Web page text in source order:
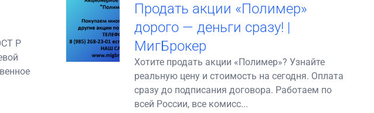
Р
Продать акции «Полимер»
дорого — деньги сразу! |
МигБрокер
Хотите продать акции «Полимер»? Узнайте
реальную цену и стоимость на сегодня. Оплата
сразу до подписания договора. Работаем по
всей России, все комисс...